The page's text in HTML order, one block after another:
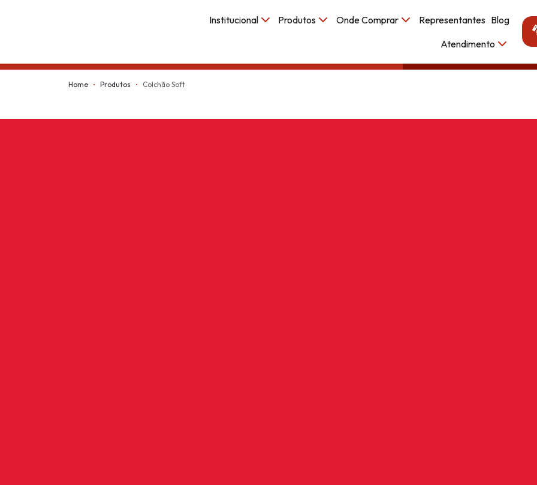
Institucional Produtos Onde Comprar Representantes Blog
Atendimento
Home Produtos Colchão Soft